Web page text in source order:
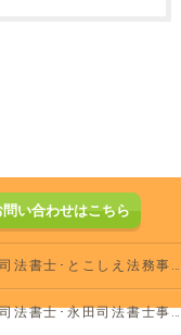
問い合わせはこちら
大阪市の司法書士･とこしえ法務事務所の評判
大阪市の司法書士･永田司法書士事務所の口コミ情報